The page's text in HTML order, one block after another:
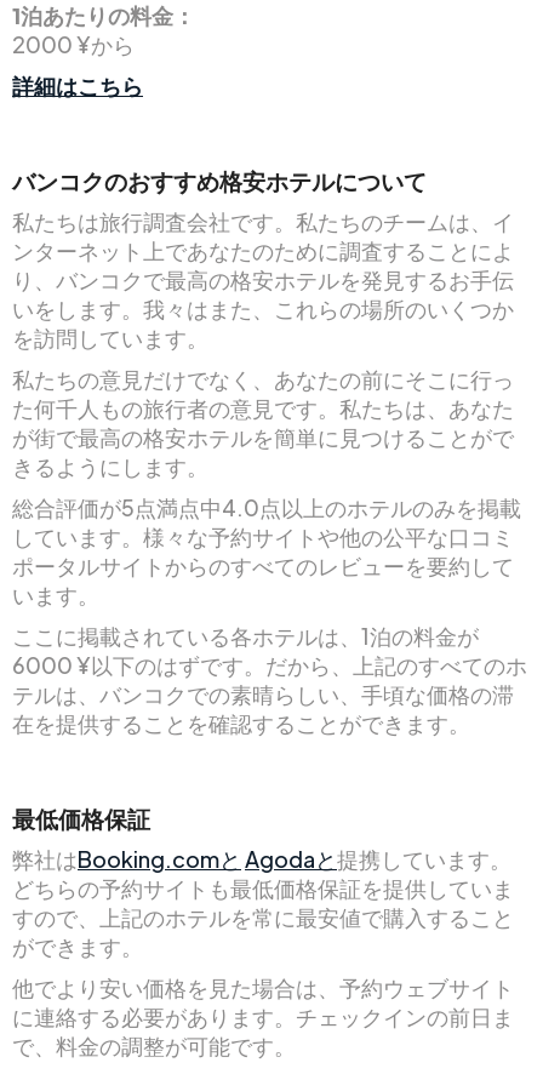
1泊あたりの料金：
2000 ¥から
詳細はこちら
バンコクのおすすめ格安ホテルについて
私たちは旅行調査会社です。私たちのチームは、イ
ンターネット上であなたのために調査することによ
り、バンコクで最高の格安ホテルを発見するお手伝
いをします。我々はまた、これらの場所のいくつか
を訪問しています。
私たちの意見だけでなく、あなたの前にそこに行っ
た何千人もの旅行者の意見です。私たちは、あなた
が街で最高の格安ホテルを簡単に見つけることがで
きるようにします。
総合評価が5点満点中4.0点以上のホテルのみを掲載
しています。様々な予約サイトや他の公平な口コミ
ポータルサイトからのすべてのレビューを要約して
います。
ここに掲載されている各ホテルは、1泊の料金が
6000 ¥以下のはずです。だから、上記のすべてのホ
テルは、バンコクでの素晴らしい、手頃な価格の滞
在を提供することを確認することができます。
最低価格保証
弊社はBooking.comと Agodaと提携しています。
どちらの予約サイトも最低価格保証を提供していま
すので、上記のホテルを常に最安値で購入すること
ができます。
他でより安い価格を見た場合は、予約ウェブサイト
に連絡する必要があります。チェックインの前日ま
で、料金の調整が可能です。